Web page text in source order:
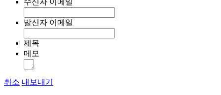
발신자 이메일
제목
메모
취소 내보내기